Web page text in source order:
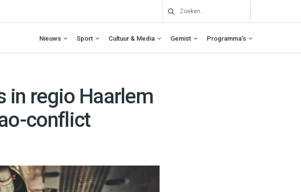
Nieuws Sport Cultuur & Media Gemist Programma’s
in regio Haarlem
conflict